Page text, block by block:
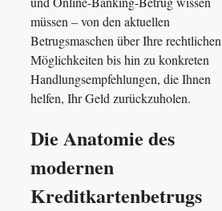
müssen – von den aktuellen
Betrugsmaschen über Ihre rechtlichen
Möglichkeiten bis hin zu konkreten
Handlungsempfehlungen, die Ihnen
helfen, Ihr Geld zurückzuholen.
Die Anatomie des
modernen
Kreditkartenbetrugs